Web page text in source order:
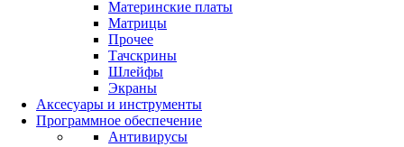
Материнские платы
Матрицы
Прочее
Тачскрины
Шлейфы
Экраны
Аксесуары и инструменты
Программное обеспечение
Антивирусы